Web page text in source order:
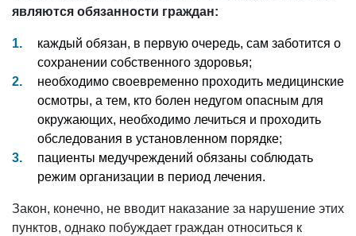
являются обязанности граждан:
каждый обязан, в первую очередь, сам заботится о
сохранении собственного здоровья;
необходимо своевременно проходить медицинские
осмотры, а тем, кто болен недугом опасным для
окружающих, необходимо лечиться и проходить
обследования в установленном порядке;
пациенты медучреждений обязаны соблюдать
режим организации в период лечения.
Закон, конечно, не вводит наказание за нарушение этих
пунктов, однако побуждает граждан относиться к